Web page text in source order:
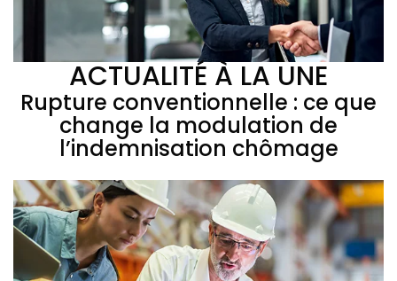
ACTUALITÉ À LA UNE
Rupture conventionnelle : ce que
change la modulation de
l’indemnisation chômage